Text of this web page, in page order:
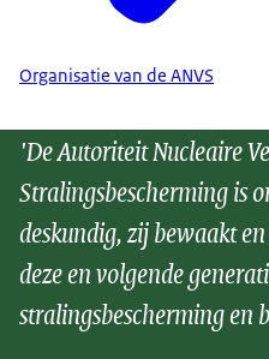
Organisatie van de ANVS
'De Autoriteit Nucleaire
Stralingsbescherming is
deskundig, zij bewaakt
deze en volgende
stralingsbescherming en